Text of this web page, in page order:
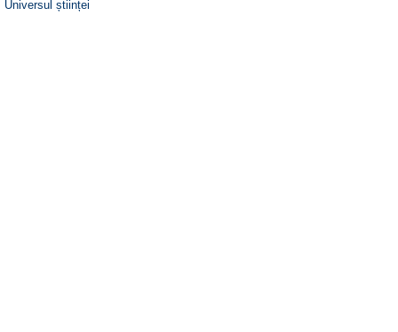
Universul științei